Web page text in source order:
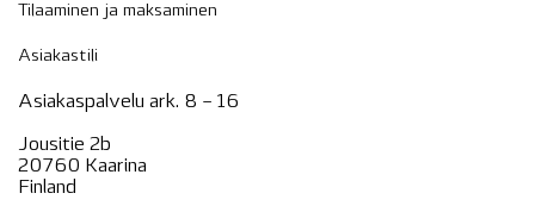
Tilaaminen ja maksaminen
Asiakastili
Asiakaspalvelu ark. 8 – 16
Jousitie 2b
20760 Kaarina
Finland